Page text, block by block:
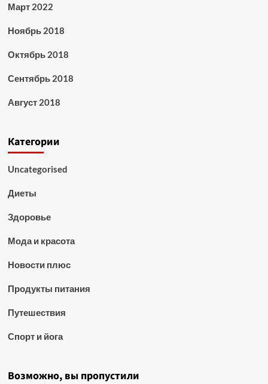
Март 2022
Ноябрь 2018
Октябрь 2018
Сентябрь 2018
Август 2018
Категории
Uncategorised
Диеты
Здоровье
Мода и красота
Новости плюс
Продукты питания
Путешествия
Спорт и йога
Возможно, вы пропустили